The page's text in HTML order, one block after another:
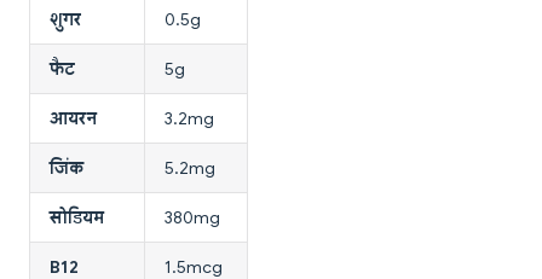
शुगर 0.5g
फैट 5g
आयरन 3.2mg
जिंक 5.2mg
सोडियम 380mg
B12 1.5mcg